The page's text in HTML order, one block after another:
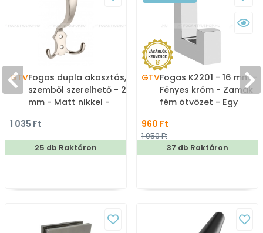
GTVFogas dupla akasztós,
szemből szerelhető - 20
mm - Matt nikkel -
Kombinált, kalaptartós
fogas
1 035 Ft
25 db Raktáron
GTVFogas K2201 - 16 mm -
Fényes króm - Zamak
fém ötvözet - Egy
960 Ft
1 050 Ft
37 db Raktáron